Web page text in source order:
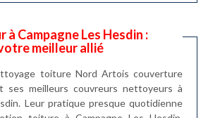
à Campagne Les Hesdin :
meilleur allié
toiture Nord Artois couverture
meilleurs couvreurs nettoyeurs à
Leur pratique presque quotidienne